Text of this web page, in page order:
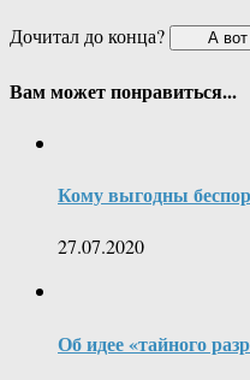
Дочитал до конца?
Вам может понравиться...
Кому выгодны
27.07.2020
Об идее «тайного